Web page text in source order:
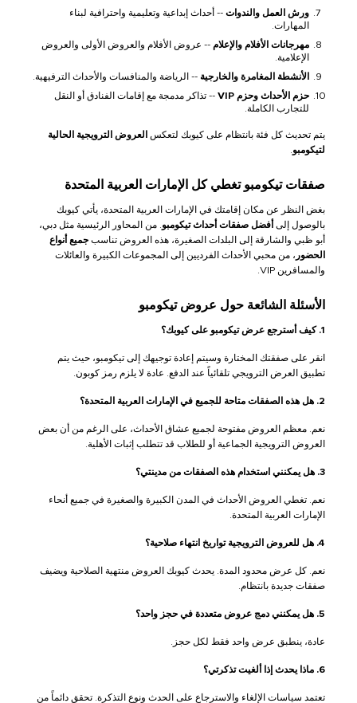
ورش العمل والندوات -- أحداث إبداعية وتعليمية واحترافية لبناء
المهارات.
مهرجانات الأفلام والإعلام -- عروض الأفلام والعروض الأولى والعروض
الإعلامية.
الأنشطة المغامرة والخارجية -- الرياضة والمنافسات والأحداث الترفيهية.
حزم الأحداث وحزم VIP
-- تذاكر مدمجة مع إقامات الفنادق أو النقل
للتجارب الكاملة.
يتم تحديث كل فئة بانتظام على كيوبك لتعكس
العروض الترويجية الحالية
لتيكومبو
صفقات تيكومبو تغطي كل الإمارات العربية المتحدة
بغض النظر عن مكان إقامتك في الإمارات العربية المتحدة، يأتي كيوبك
بالوصول إلى أفضل صفقات أحداث تيكومبو . من المحاور الرئيسية مثل دبي،
أبو ظبي والشارقة إلى البلدات الصغيرة، هذه العروض تناسب جميع أنواع
الحضور ، من محبي الأحداث الفرديين إلى المجموعات الكبيرة والعائلات
والمسافرين VIP.
الأسئلة الشائعة حول عروض تيكومبو
1. كيف أسترجع عرض تيكومبو على كيوبك؟
انقر على صفقتك المختارة وسيتم إعادة توجيهك إلى تيكومبو، حيث يتم
تطبيق العرض الترويجي تلقائياً عند الدفع. عادة لا يلزم رمز كوبون.
2. هل هذه الصفقات متاحة للجميع في الإمارات العربية المتحدة؟
نعم. معظم العروض مفتوحة لجميع عشاق الأحداث، على الرغم من أن بعض
العروض الترويجية الجماعية أو للطلاب قد تتطلب إثبات الأهلية.
3. هل يمكنني استخدام هذه الصفقات من مدينتي؟
نعم. تغطي العروض الأحداث في المدن الكبيرة والصغيرة في جميع أنحاء
الإمارات العربية المتحدة.
4. هل للعروض الترويجية تواريخ انتهاء صلاحية؟
نعم. كل عرض محدود المدة. يحدث كيوبك العروض منتهية الصلاحية ويضيف
صفقات جديدة بانتظام.
5. هل يمكنني دمج عروض متعددة في حجز واحد؟
عادة، ينطبق عرض واحد فقط لكل حجز.
6. ماذا يحدث إذا ألغيت تذكرتي؟
تعتمد سياسات الإلغاء والاسترجاع على الحدث ونوع التذكرة. تحقق دائماً من